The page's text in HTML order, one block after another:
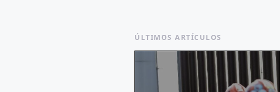
ÚLTIMOS ARTÍCULOS